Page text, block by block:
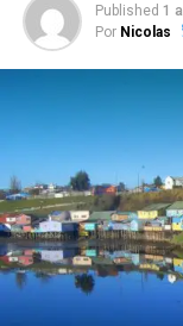
Published 1
Por Nicolas